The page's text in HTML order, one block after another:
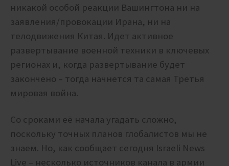
никакой особой реакции Вашингтона ни на
заявления/провокации Ирана, ни на
телодвижения Китая. Идет активное
развертывание военной техники в ключевых
регионах и, когда развертывание будет
закончено – тогда начнется та самая Третья
мировая война.
Со сроками её начала угадать сложно,
поскольку точных планов глобалистов мы не
знаем. Но, как сообщает сегодня Israeli News
Live – несколько источников канала в армии